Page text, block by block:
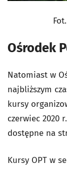
Ośrodek
Natomiast w
najbliższym
kursy
czerwiec 2020
dostępne na
Kursy OPT w